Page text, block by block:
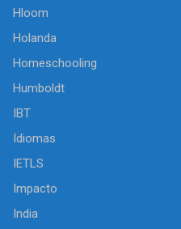
Hloom
Holanda
Homeschooling
Humboldt
IBT
Idiomas
IETLS
Impacto
India